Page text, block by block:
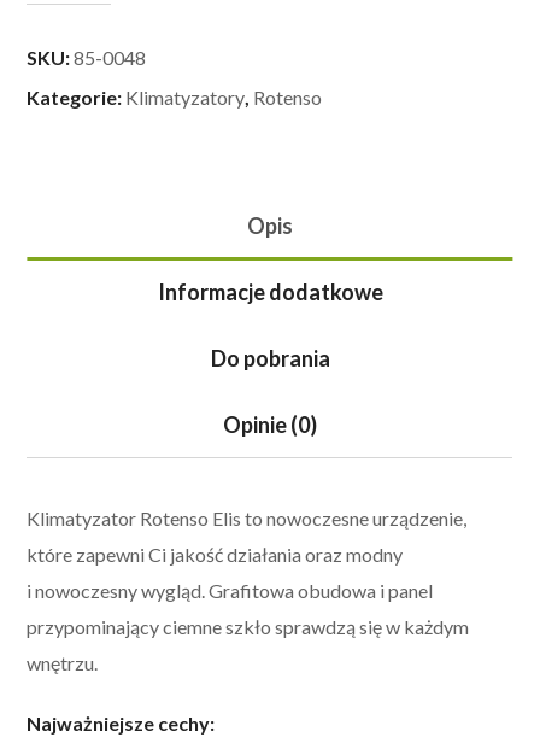
SKU:85-0048
Kategorie: Klimatyzatory Rotenso
Opis
Informacje dodatkowe
Do pobrania
Opinie (0)
Klimatyzator Rotenso Elis to nowoczesne urządzenie,
które zapewni Ci jakość działania oraz modny
i nowoczesny wygląd. Grafitowa obudowa i panel
przypominający ciemne szkło sprawdzą się w każdym
wnętrzu.
Najważniejsze cechy: